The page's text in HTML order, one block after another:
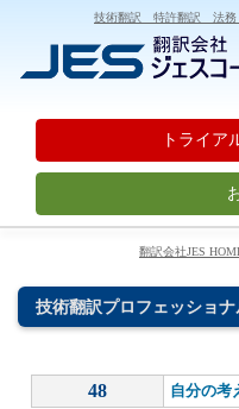
トライア
技術翻訳 特許翻訳 法務
翻訳会社JES
技術翻訳プロフェッショ
48 自分の考